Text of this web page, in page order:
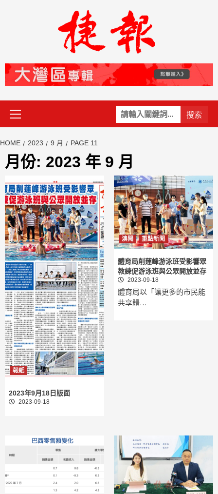
關
鍵
Primary
Menu
HOME 2023 9 月 PAGE 11
月份: 2023 年 9 月
報紙
2023年9月18日版面
2023-09-18
澳聞 重點新聞
體育局削蓮峰游泳班受影響眾
教練促游泳班與公眾開放並存
2023-09-18
體育局以「讓更多的市民能
共享體…